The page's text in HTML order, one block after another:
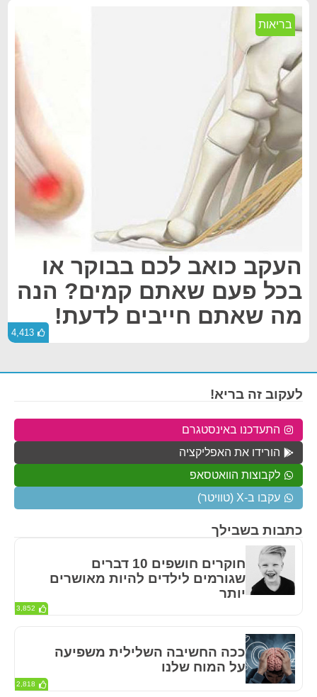
בריאות
העקב כואב לכם בבוקר או
בכל פעם שאתם קמים? הנה
מה שאתם חייבים לדעת!
4,413
כתבות בשבילך
חוקרים חושפים 10 דברים
שגורמים לילדים להיות מאושרים
יותר
3,852
ככה החשיבה השלילית משפיעה
על המוח שלנו
2,818
לעקוב זה בריא!
התעדכנו באינסטגרם
הורידו את האפליקציה
לקבוצות הוואטסאפ
עקבו ב-X (טוויטר)